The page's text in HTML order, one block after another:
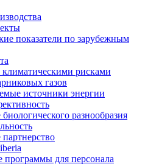
показатели по зарубежным
рисками
газов
источники энергии
разнообразия
программы для персонала